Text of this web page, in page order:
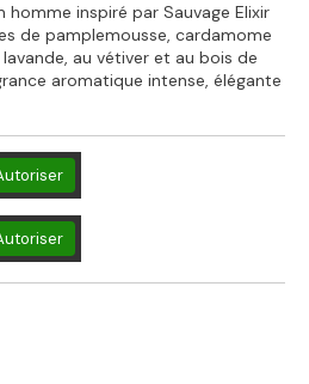
homme inspiré par Sauvage Elixir
de pamplemousse, cardamome
au vétiver et au bois de
aromatique intense, élégante